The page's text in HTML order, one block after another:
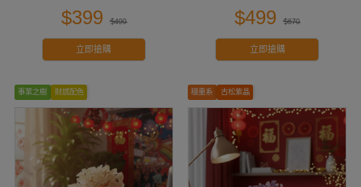
$399 $499
立即搶購
$499 $670
立即搶購
事業之樹 財感配色 穩重系 古松紫晶